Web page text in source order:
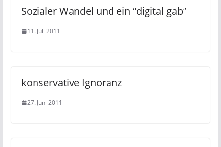
Sozialer Wandel und ein “digital gab”
11. Juli 2011
konservative Ignoranz
27. Juni 2011